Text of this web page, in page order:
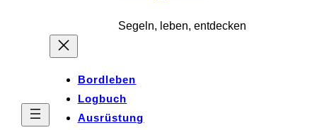
Segeln, leben, entdecken
Bordleben
Logbuch
Ausrüstung